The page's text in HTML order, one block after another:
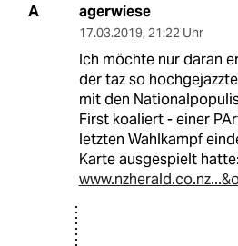
A agerwiese
17.03.2019, 21:22 Uhr
Ich möchte nur daran
der taz so
mit den
First koaliert - einer
letzten Wahlkampf
Karte ausgespielt hatte: